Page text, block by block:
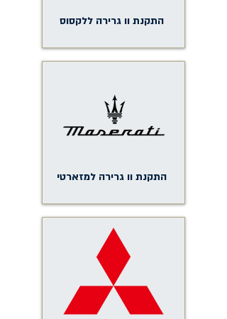
התקנת וו גרירה ללקסוס
התקנת וו גרירה למזארטי